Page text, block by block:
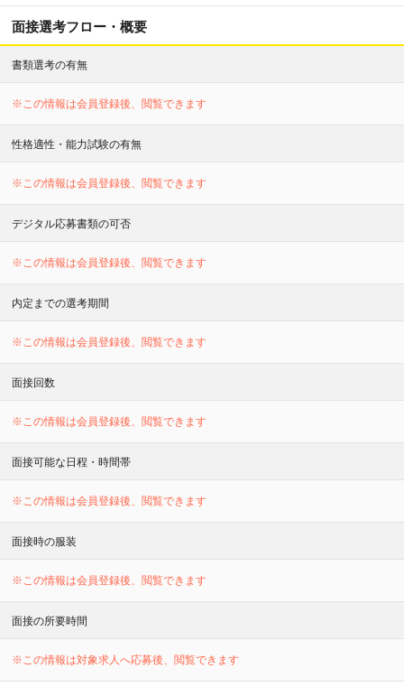
面接選考フロー・概要
書類選考の有無
※この情報は会員登録後、閲覧できます
性格適性・能力試験の有無
※この情報は会員登録後、閲覧できます
デジタル応募書類の可否
※この情報は会員登録後、閲覧できます
内定までの選考期間
※この情報は会員登録後、閲覧できます
面接回数
※この情報は会員登録後、閲覧できます
面接可能な日程・時間帯
※この情報は会員登録後、閲覧できます
面接時の服装
※この情報は会員登録後、閲覧できます
面接の所要時間
※この情報は対象求人へ応募後、閲覧できます